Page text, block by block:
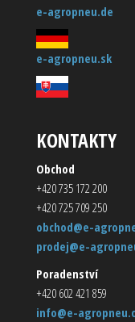
e-agropneu.de
e-agropneu.sk
KONTAKTY
Obchod
+420 735 172 200
+420 725 709 250
obchod@e-
prodej@e-
Poradenství
+420 602 421 859
info@e-